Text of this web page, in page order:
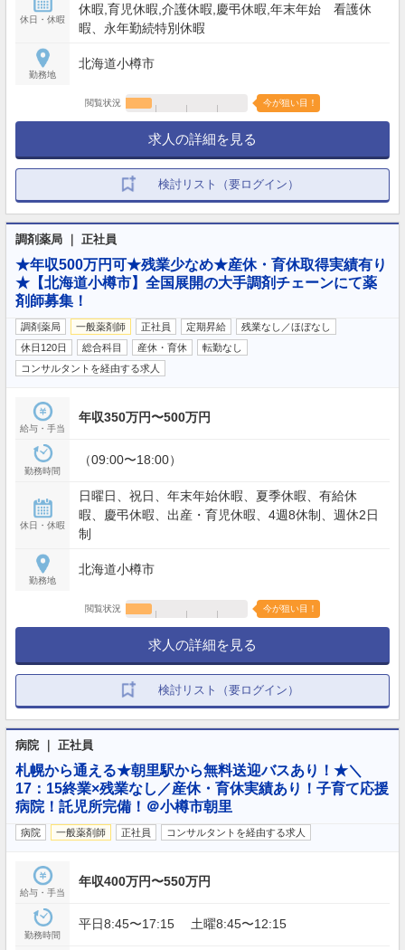
休日・休暇
休暇,育児休暇,介護休暇,慶弔休暇,年末年始 看護休
暇、永年勤続特別休暇
勤務地
北海道小樽市
閲覧状況 今が狙い目！
求人の詳細を見る
検討リスト（要ログイン）
調剤薬局 ｜ 正社員
★年収500万円可★残業少なめ★産休・育休取得実績有り
★【北海道小樽市】全国展開の大手調剤チェーンにて薬
剤師募集！
調剤薬局 一般薬剤師 正社員 定期昇給
残業なし／ほぼなし
休日120日
総合科目 産休・育休
転勤なし
コンサルタントを経由する求人
給与・手当
年収350万円〜500万円
勤務時間
（09:00〜18:00）
休日・休暇
日曜日、祝日、年末年始休暇、夏季休暇、有給休
暇、慶弔休暇、出産・育児休暇、4週8休制、週休2日
制
勤務地
北海道小樽市
閲覧状況 今が狙い目！
求人の詳細を見る
検討リスト（要ログイン）
病院 ｜ 正社員
札幌から通える★朝里駅から無料送迎バスあり！★＼
17：15終業×残業なし／産休・育休実績あり！子育て応援
病院！託児所完備！＠小樽市朝里
病院 一般薬剤師 正社員 コンサルタントを経由する求人
給与・手当
年収400万円〜550万円
勤務時間
平日8:45〜17:15 土曜8:45〜12:15